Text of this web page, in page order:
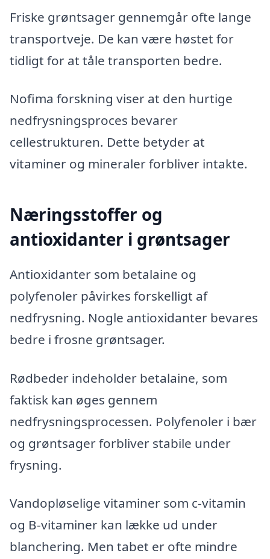
Friske grøntsager gennemgår ofte lange
transportveje. De kan være høstet for
tidligt for at tåle transporten bedre.
Nofima forskning viser at den hurtige
nedfrysningsproces bevarer
cellestrukturen. Dette betyder at
vitaminer og mineraler forbliver intakte.
Næringsstoffer og
antioxidanter i grøntsager
Antioxidanter som betalaine og
polyfenoler påvirkes forskelligt af
nedfrysning. Nogle antioxidanter bevares
bedre i frosne grøntsager.
Rødbeder indeholder betalaine, som
faktisk kan øges gennem
nedfrysningsprocessen. Polyfenoler i bær
og grøntsager forbliver stabile under
frysning.
Vandopløselige vitaminer som c-vitamin
og B-vitaminer kan lække ud under
blanchering. Men tabet er ofte mindre